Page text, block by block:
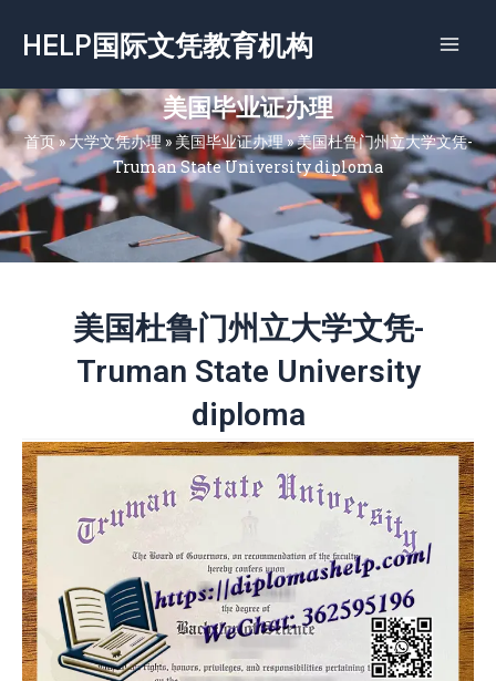
容
HELP国际文凭教育机构
美国毕业证办理
首页»大学文凭办理»美国毕业证办理»美国杜鲁门州立大学文凭-
Truman State University diploma
美国杜鲁门州立大学文凭-
Truman State University
diploma